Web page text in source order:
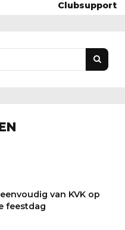
Clubsupport
van KVK op
feestdag